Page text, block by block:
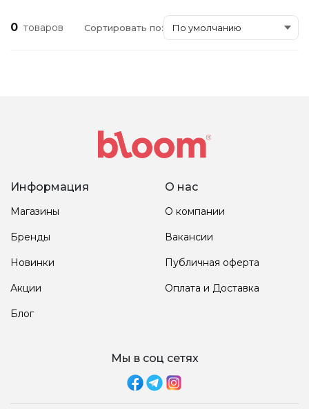
0 товаров Сортировать по:
Информация
Магазины
Бренды
Новинки
Акции
Блог
О нас
О компании
Вакансии
Публичная оферта
Оплата и Доставка
Мы в соц сетях